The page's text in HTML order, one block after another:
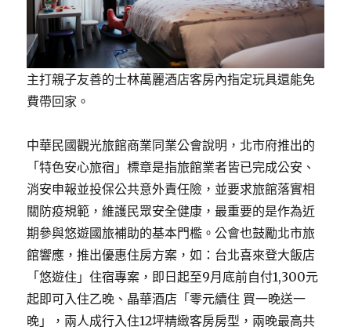
主打親子友善的士林萬麗酒店客房內指定玩具還能免
費帶回家。
中華民國觀光旅館商業同業公會說明，北市府推出的
「特色安心旅宿」標章是指旅館業者皆已完成公安、
消安申報並投保公共意外責任險，並要求旅館落實相
關防疫規範，維護民眾安全健康，最重要的是作為近
期參與悠遊國旅補助的基本門檻。公會也鼓勵北市旅
館響應，推出優惠住房方案，如：台北喜來登大飯店
「悠遊住」住宿專案，即日起至9月底前自付1,300元
起即可入住乙晚、晶華酒店「零元續住 買一晚送一
晚」，兩人成行入住12坪精緻客房房型，兩晚最高共